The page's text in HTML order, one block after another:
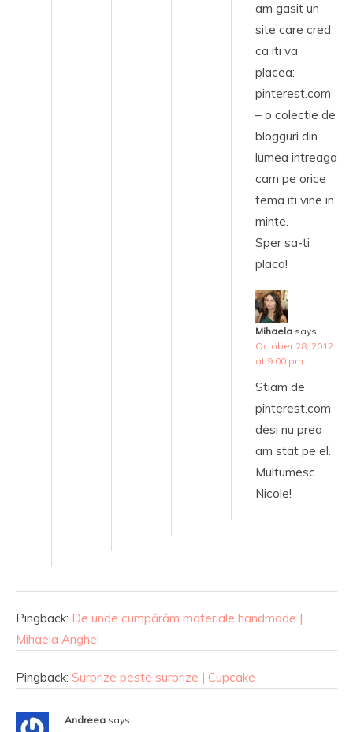
am gasit un
site care cred
ca iti va
placea:
pinterest.com
– o colectie de
blogguri din
lumea intreaga
cam pe orice
tema iti vine in
minte.
Sper sa-ti
placa!
Mihaela says:
October 28, 2012
at 9:00 pm
Stiam de
pinterest.com
desi nu prea
am stat pe el.
Multumesc
Nicole!
Pingback: De unde cumpărăm materiale handmade |
Mihaela Anghel
Pingback: Surprize peste surprize | Cupcake
Andreea says: